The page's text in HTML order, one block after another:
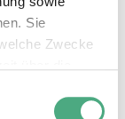
Sie
Zwecke
Hütte mit
Hütte | Karl
©